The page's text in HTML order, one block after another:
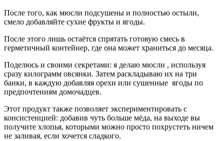
После того, как мюсли подсушены и полностью остыли,
смело добавляйте сухие фрукты и ягоды.
После этого лишь остаётся спрятать готовую смесь в
герметичный контейнер, где она может храниться до месяца.
Поделюсь и своими секретами: я делаю мюсли , используя
сразу килограмм овсянки. Затем раскладываю их на три
банки, в каждую добавляя орехи или сушенные ягоды по
предпочтениям домочадцев.
Этот продукт также позволяет экспериментировать с
консистенцией: добавив чуть больше мёда, на выходе вы
получите хлопья, которыми можно просто похрустеть ничем
не заливая, если хочется сладкого.